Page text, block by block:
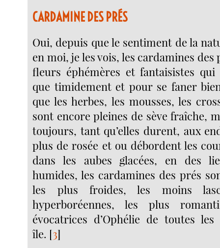
CARDAMINE DES PRÉS
Oui, depuis que le sentiment de la
en moi, je les vois, les cardamines des
fleurs éphémères et fantaisistes
que timidement et pour se faner
que les herbes, les mousses, les
sont encore pleines de sève fraîche,
toujours, tant qu’elles durent, aux
plus de rosée et ou débordent les
dans les aubes glacées, en des
humides, les cardamines des prés
les plus froides, les moins
hyperboréennes, les plus
évocatrices d’Ophélie de toutes
île. [3]